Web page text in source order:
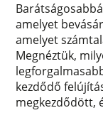
amelyet
amelyet
Megnéztük,
kezdődő
megkezdődött,